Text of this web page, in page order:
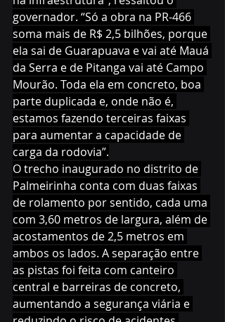
governador. “Só a obra na PR-466
soma mais de R$ 2,5 bilhões, porque
ela sai de Guarapuava e vai até Mauá
da Serra e de Pitanga vai até Campo
Mourão. Toda ela em concreto, boa
parte duplicada e, onde não é,
estamos fazendo terceiras faixas
para aumentar a capacidade de
carga da rodovia”.
O trecho inaugurado no distrito de
Palmeirinha conta com duas faixas
de rolamento por sentido, cada uma
com 3,60 metros de largura, além de
acostamentos de 2,5 metros em
ambos os lados. A separação entre
as pistas foi feita com canteiro
central e barreiras de concreto,
aumentando a segurança viária e